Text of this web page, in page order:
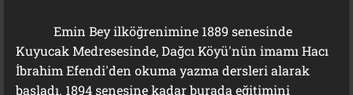
Emin Bey ilköğrenimine 1889 senesinde
Kuyucak Medresesinde, Dağcı Köyü'nün imamı Hacı
İbrahim Efendi'den okuma yazma dersleri alarak
başladı. 1894 senesine kadar burada eğitimini